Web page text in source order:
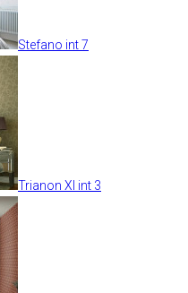
Stefano int 7
Trianon XI int 3